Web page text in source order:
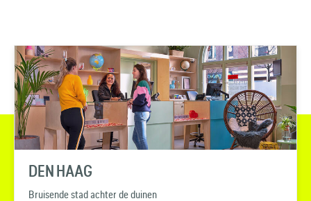
DEN HAAG
Bruisende stad achter de duinen